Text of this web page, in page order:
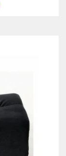
Oceano